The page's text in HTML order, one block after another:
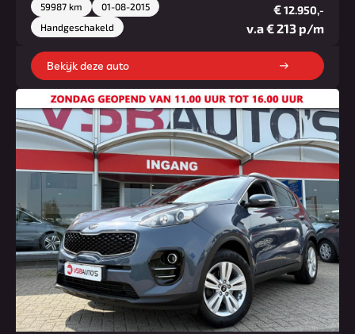
59987 km
01-08-2015
Handgeschakeld
€12.950,-
v.a € 213 p/m
Bekijk deze auto